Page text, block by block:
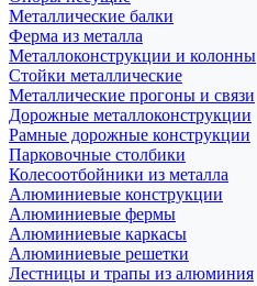
Металлические балки
Ферма из металла
Металлоконструкции и колонны
Стойки металлические
Металлические прогоны и связи
Дорожные металлоконструкции
Рамные дорожные конструкции
Парковочные столбики
Колесоотбойники из металла
Алюминиевые конструкции
Алюминиевые фермы
Алюминиевые каркасы
Алюминиевые решетки
Лестницы и трапы из алюминия